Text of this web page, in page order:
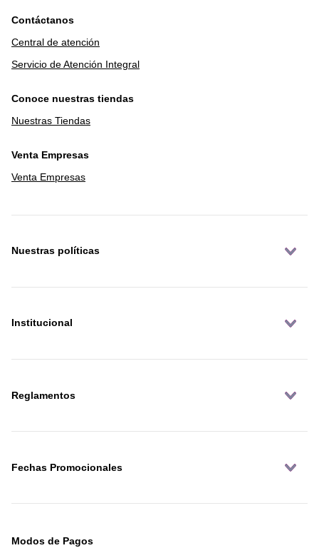
Contáctanos
Central de atención
Servicio de Atención Integral
Conoce nuestras tiendas
Nuestras Tiendas
Venta Empresas
Venta Empresas
Nuestras políticas
Institucional
Reglamentos
Fechas Promocionales
Modos de Pagos